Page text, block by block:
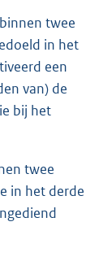
twee
in het
een
van) de
bij het
twee
in het derde